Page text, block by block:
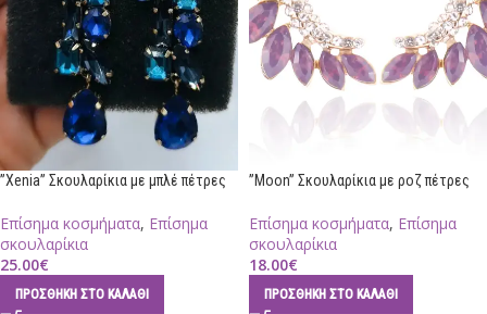
”Xenia” Σκουλαρίκια με μπλέ πέτρες
Επίσημα κοσμήματα, Επίσημα
σκουλαρίκια
25.00€
ΠΡΟΣΘΉΚΗ ΣΤΟ ΚΑΛΆΘΙ
”Moon” Σκουλαρίκια με ροζ πέτρες
Επίσημα κοσμήματα, Επίσημα
σκουλαρίκια
18.00€
ΠΡΟΣΘΉΚΗ ΣΤΟ ΚΑΛΆΘΙ